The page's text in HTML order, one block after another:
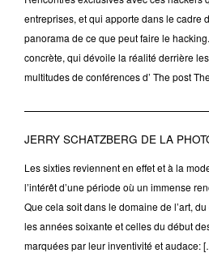
entreprises, et qui apporte dans le cadre
panorama de ce que peut faire le
concrète, qui dévoile la réalité derrière
multitudes de conférences d’ The post
JERRY SCHATZBERG DE LA
Les sixties reviennent en effet et à la
l’intérêt d’une période où un immense
Que cela soit dans le domaine de l’art,
les années soixante et celles du début
marquées par leur inventivité et audace: